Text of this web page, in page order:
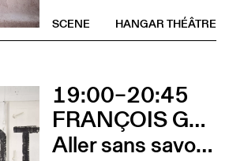
HANGAR THÉÂTRE
SCENE
19:00–20:45
FRANÇOIS GREMAUD
Aller sans savoir où